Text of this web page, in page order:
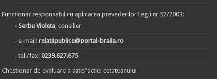
Functionar responsabil cu aplicarea prevederilor Legii nr.52/2003:
- Serbu Violeta, consilier
- e-mail:relatiipublice@portal-braila.ro
- tel./fax:0239.627.675
Chestionar de evaluare a satisfactiei cetateanului